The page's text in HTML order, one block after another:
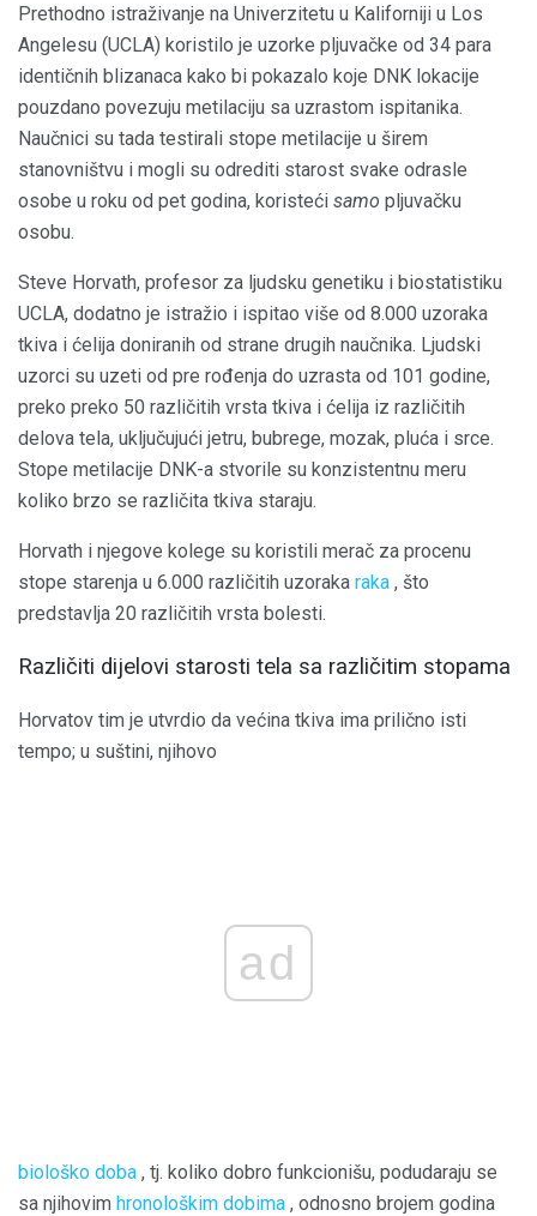
Prethodno istraživanje na Univerzitetu u Kaliforniji u Los
Angelesu (UCLA) koristilo je uzorke pljuvačke od 34 para
identičnih blizanaca kako bi pokazalo koje DNK lokacije
pouzdano povezuju metilaciju sa uzrastom ispitanika.
Naučnici su tada testirali stope metilacije u širem
stanovništvu i mogli su odrediti starost svake odrasle
osobe u roku od pet godina, koristeći samo pljuvačku
osobu.
Steve Horvath, profesor za ljudsku genetiku i biostatistiku
UCLA, dodatno je istražio i ispitao više od 8.000 uzoraka
tkiva i ćelija doniranih od strane drugih naučnika. Ljudski
uzorci su uzeti od pre rođenja do uzrasta od 101 godine,
preko preko 50 različitih vrsta tkiva i ćelija iz različitih
delova tela, uključujući jetru, bubrege, mozak, pluća i srce.
Stope metilacije DNK-a stvorile su konzistentnu meru
koliko brzo se različita tkiva staraju.
Horvath i njegove kolege su koristili merač za procenu
stope starenja u 6.000 različitih uzoraka raka , što
predstavlja 20 različitih vrsta bolesti.
Različiti dijelovi starosti tela sa različitim stopama
Horvatov tim je utvrdio da većina tkiva ima prilično isti
tempo; u suštini, njihovo
ad
biološko doba , tj. koliko dobro funkcionišu, podudaraju se
sa njihovim hronološkim dobima , odnosno brojem godina